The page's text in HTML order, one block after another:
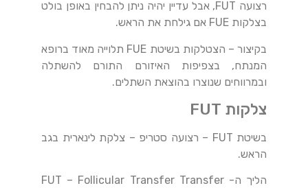
רצועה FUT, אבל עדיין יהיה ניתן להבחין באופן בולט
בצלקות FUE אם גילחת את הראש.
בקיצור – הצטלקות בשיטת FUE תלוייה מאוד ברופא
המנתח, בצפיפות האיזורם התורם להשתלה
ובמרווחים שנוצרו בהוצאת השתלים.
צלקות FUT
בשיטת FUT – רצועה סטריפ – צלקת לינארית בגב
הראש.
הליך ה- FUT – Follicular Transfer Transfer